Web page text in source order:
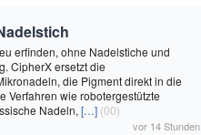
erfinden, ohne Nadelstiche und
CipherX ersetzt die
die Pigment direkt in die
Verfahren wie robotergestützte
Nadeln, […] (00)
vor 14 Stunden